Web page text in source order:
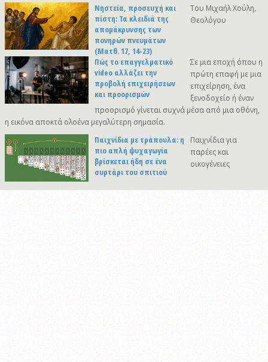
Νηστεία, προσευχή και
πίστη: Τα κλειδιά της
απομάκρυνσης των
πονηρών πνευμάτων
(Ματθ. 17, 14-23)
Του Μιχαήλ Χούλη,
Θεολόγου
Πώς το επαγγελματικό
video αλλάζει την
προβολή επιχειρήσεων
και προορισμών
Σε μια εποχή όπου η
πρώτη επαφή με μια
επιχείρηση, ένα
ξενοδοχείο ή έναν
προορισμό γίνεται συχνά μέσα από μια οθόνη,
η εικόνα αποκτά ολοένα μεγαλύτερη σημασία.
Παιχνίδια με τράπουλα: η
πιο απλή ψυχαγωγία
βρίσκεται ήδη σε ένα
συρτάρι του σπιτιού
Παιχνίδια για
παρέες και
οικογένειες